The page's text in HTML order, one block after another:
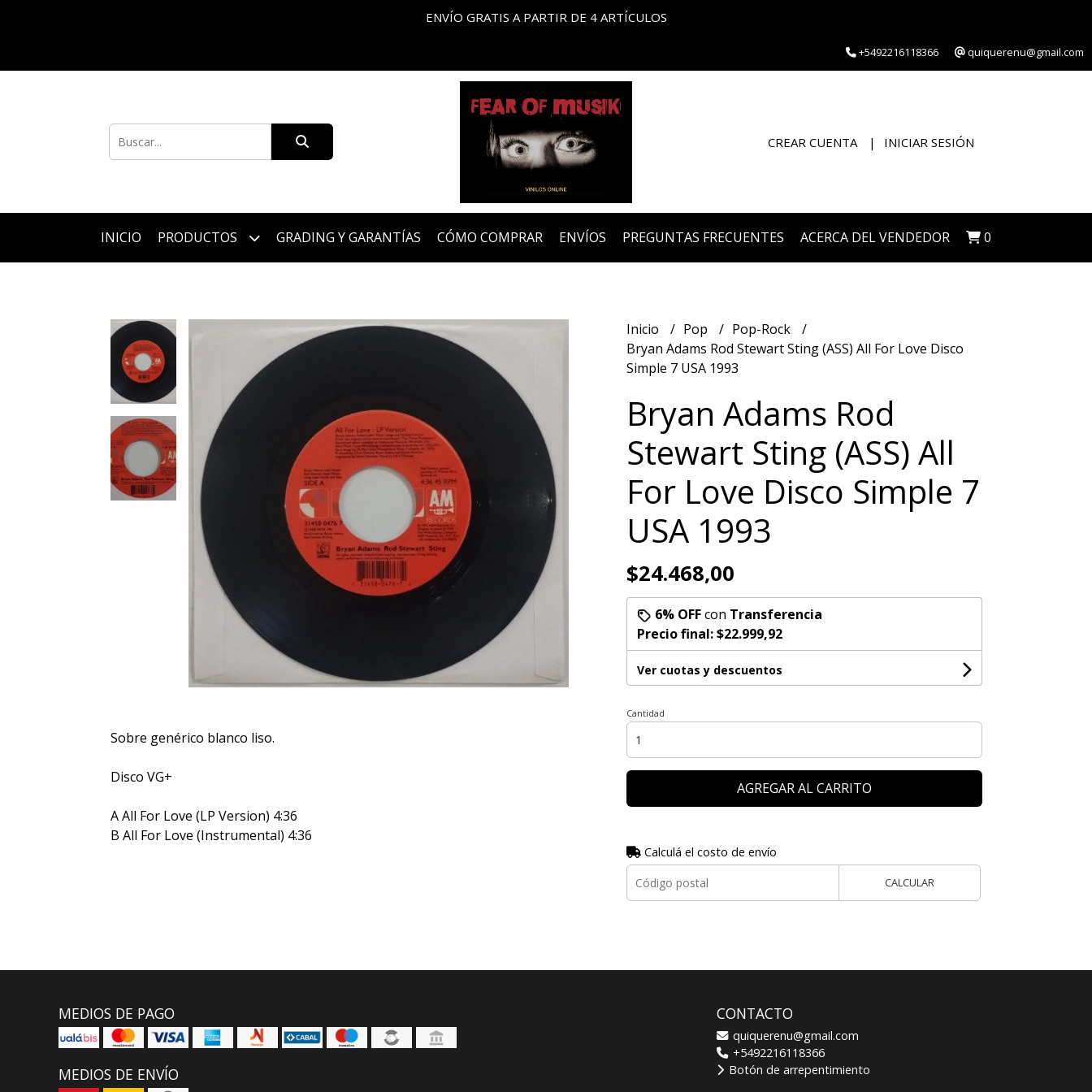
ENVÍO GRATIS A PARTIR DE 4 ARTÍCULOS
+5492216118366 quiquerenu@gmail.com
CREAR CUENTA INICIAR SESIÓN
INICIO PRODUCTOS GRADING Y GARANTÍAS CÓMO COMPRAR ENVÍOS PREGUNTAS FRECUENTES ACERCA DEL VENDEDOR 0
Sobre genérico blanco liso.
Disco VG+
A All For Love (LP Version) 4:36
B All For Love (Instrumental) 4:36
Inicio Pop
Pop-Rock
Bryan Adams Rod Stewart Sting (ASS) All For Love Disco
Simple 7 USA 1993
Bryan Adams Rod
Stewart Sting (ASS) All
For Love Disco Simple 7
USA 1993
$24.468,00
6% OFFcon Transferencia
Precio final:$22.999,92
Ver cuotas y descuentos
Cantidad
AGREGAR AL CARRITO
Calculá el costo de envío
CALCULAR
MEDIOS DE PAGO
MEDIOS DE ENVÍO
CONTACTO
quiquerenu@gmail.com
+5492216118366
Botón de arrepentimiento